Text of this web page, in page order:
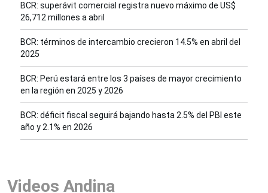
BCR: superávit comercial registra nuevo máximo de US$
26,712 millones a abril
BCR: términos de intercambio crecieron 14.5% en abril del
2025
BCR: Perú estará entre los 3 países de mayor crecimiento
en la región en 2025 y 2026
BCR: déficit fiscal seguirá bajando hasta 2.5% del PBI este
año y 2.1% en 2026
Videos Andina